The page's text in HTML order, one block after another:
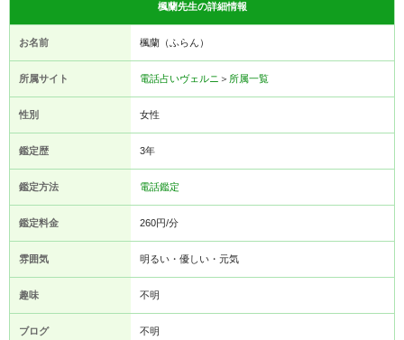
楓蘭先生の詳細情報
お名前 楓蘭（ふらん）
所属サイト 電話占いヴェルニ ＞ 所属一覧
性別 女性
鑑定歴 3年
鑑定方法 電話鑑定
鑑定料金 260円/分
雰囲気 明るい・優しい・元気
趣味 不明
ブログ 不明